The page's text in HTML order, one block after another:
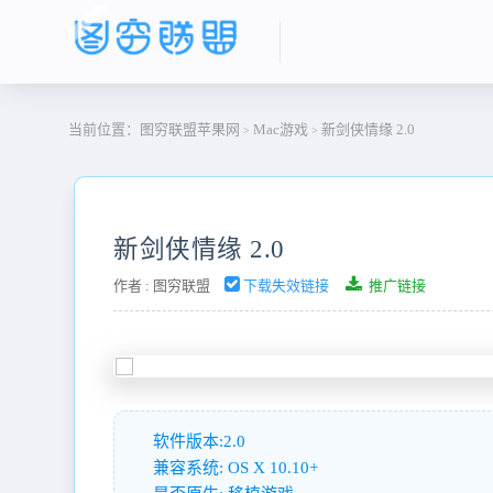
当前位置： 图穷联盟苹果网 > Mac游戏 > 新剑侠情缘 2.0
新剑侠情缘 2.0
作者 : 图穷联盟 下载失效链接 推广链接
软件版本:2.0
兼容系统: OS X 10.10+